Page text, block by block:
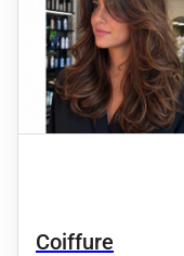
Coiffure